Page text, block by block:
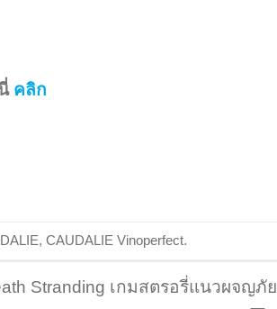
คลิก
,CAUDALIE Vinoperfect.
Stranding เกมสตรอรี่แนวผจญภัย